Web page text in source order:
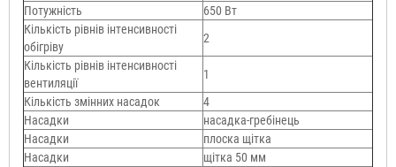
Потужність
650 Вт
Кількість рівнів інтенсивності
обігріву
2
Кількість рівнів інтенсивності
вентиляції
1
Кількість змінних насадок
4
Насадки
насадка-гребінець
Насадки
плоска щітка
Насадки
щітка 50 мм